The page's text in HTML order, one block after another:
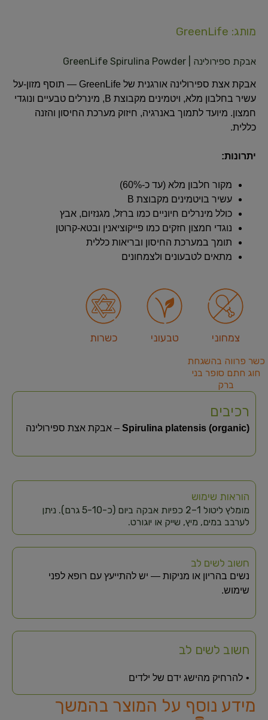
מותג: GreenLife
אבקת ספירולינה | GreenLife Spirulina Powder
אבקת אצת ספירולינה אורגנית של GreenLife — תוסף מזון-על
עשיר בחלבון מלא, ויטמינים מקבוצת B, מינרלים טבעיים ונוגדי
חמצון. מיועד לתמוך באנרגיה, חיזוק מערכת החיסון והזנה
כללית.
יתרונות:
מקור חלבון מלא (עד כ-60%)
עשיר בויטמינים מקבוצת B
כולל מינרלים חיוניים כמו ברזל, מגנזיום, אבץ
נוגדי חמצון חזקים כמו פייקוציאנין ובטא-קרוטן
תומך במערכת החיסון ובריאות כללית
מתאים לטבעונים ולצמחונים
צמחוני טבעוני כשרות
כשר פרווה בהשגחת
חוג חתם סופר בני
ברק
רכיבים
Spirulina platensis (organic) – אבקת אצת ספירולינה
הוראות שימוש
מומלץ ליטול 1–2 כפיות אבקה ביום (כ-5-10 גרם). ניתן
לערבב במים, מיץ, שייק או יוגורט.
חשוב לשים לב
נשים בהריון או מניקות — יש להתייעץ עם רופא לפני
שימוש.
חשוב לשים לב
להרחיק מהישג ידם של ילדים
מידע נוסף על המוצר בהמשך